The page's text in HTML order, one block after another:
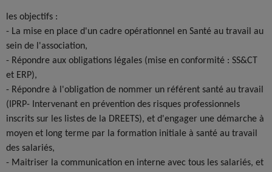
les objectifs :
- La mise en place d'un cadre opérationnel en Santé au travail au
sein de l'association,
- Répondre aux obligations légales (mise en conformité : SS&CT
et ERP),
- Répondre à l'obligation de nommer un référent santé au travail
(IPRP- Intervenant en prévention des risques professionnels
inscrits sur les listes de la DREETS), et d'engager une démarche à
moyen et long terme par la formation initiale à santé au travail
des salariés,
- Maitriser la communication en interne avec tous les salariés, et